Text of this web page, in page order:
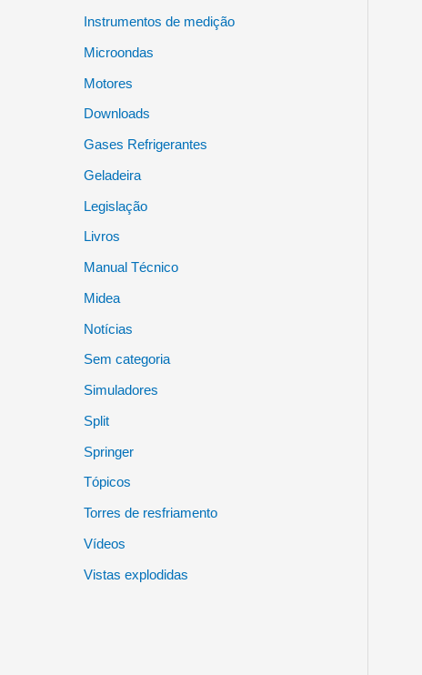
Instrumentos de medição
Microondas
Motores
Downloads
Gases Refrigerantes
Geladeira
Legislação
Livros
Manual Técnico
Midea
Notícias
Sem categoria
Simuladores
Split
Springer
Tópicos
Torres de resfriamento
Vídeos
Vistas explodidas